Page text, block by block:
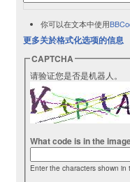
你可以在文本中使用
更多关於格式化选项的信息
CAPTCHA
请验证您是否是机器人。
What code is in the
Enter the characters shown in